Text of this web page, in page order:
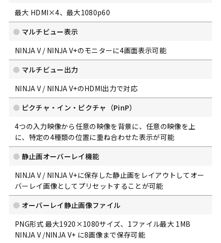
最大 HDMI×4、最大1080p60
マルチビュー表示
NINJA V / NINJA V+のモニターに4画面表示可能
マルチビュー出力
NINJA V / NINJA V+のHDMI出力で対応
ピクチャ・イン・ピクチャ（PinP）
4つの入力映像から任意の映像を背景に、任意の映像を上
に、特定の4種類の位置に重ね合わせた表示が可能
静止画オーバーレイ機能
NINJA V / NINJA V+に保存した静止画をレイアウトしてオー
バーレイ画像としてプリセットすることが可能
オーバーレイ静止画像ファイル
PNG形式 最大1920×1080サイズ、1ファイル最大 1MB
NINJA V /NINJA V+ に8画像まで保存可能